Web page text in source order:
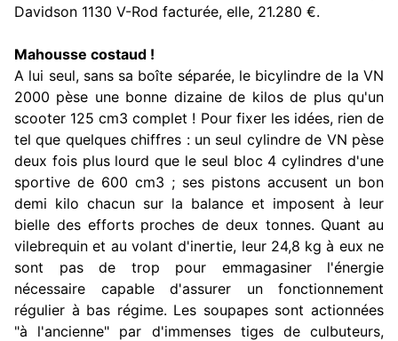
Davidson 1130 V-Rod facturée, elle, 21.280 €.
Mahousse costaud !
A lui seul, sans sa boîte séparée, le bicylindre de la VN
2000 pèse une bonne dizaine de kilos de plus qu'un
scooter 125 cm3 complet ! Pour fixer les idées, rien de
tel que quelques chiffres : un seul cylindre de VN pèse
deux fois plus lourd que le seul bloc 4 cylindres d'une
sportive de 600 cm3 ; ses pistons accusent un bon
demi kilo chacun sur la balance et imposent à leur
bielle des efforts proches de deux tonnes. Quant au
vilebrequin et au volant d'inertie, leur 24,8 kg à eux ne
sont pas de trop pour emmagasiner l'énergie
nécessaire capable d'assurer un fonctionnement
régulier à bas régime. Les soupapes sont actionnées
"à l'ancienne" par d'immenses tiges de culbuteurs,